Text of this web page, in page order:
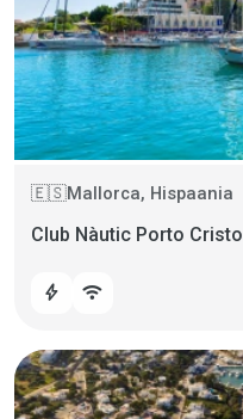
🇪🇸Mallorca, Hispaania
Club Nàutic Porto Cristo
bolt wifi